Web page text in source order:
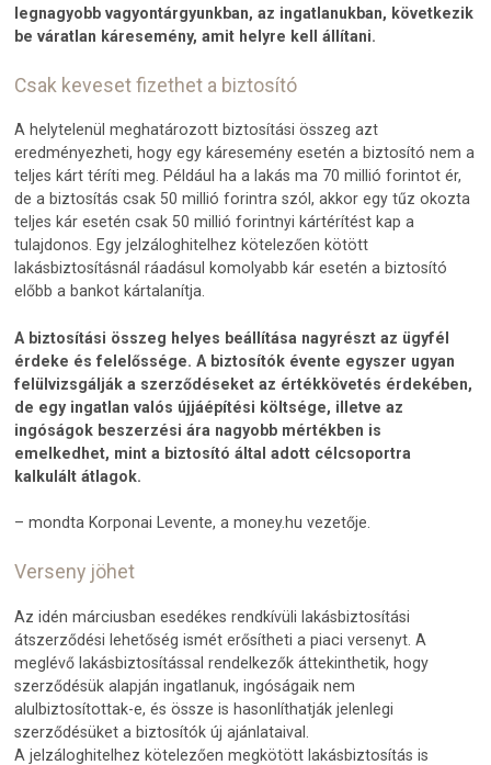
legnagyobb vagyontárgyunkban, az ingatlanukban, következik
be váratlan káresemény, amit helyre kell állítani.
Csak keveset fizethet a biztosító
A helytelenül meghatározott biztosítási összeg azt
eredményezheti, hogy egy káresemény esetén a biztosító nem a
teljes kárt téríti meg. Például ha a lakás ma 70 millió forintot ér,
de a biztosítás csak 50 millió forintra szól, akkor egy tűz okozta
teljes kár esetén csak 50 millió forintnyi kártérítést kap a
tulajdonos. Egy jelzáloghitelhez kötelezően kötött
lakásbiztosításnál ráadásul komolyabb kár esetén a biztosító
előbb a bankot kártalanítja.
A biztosítási összeg helyes beállítása nagyrészt az ügyfél
érdeke és felelőssége. A biztosítók évente egyszer ugyan
felülvizsgálják a szerződéseket az értékkövetés érdekében,
de egy ingatlan valós újjáépítési költsége, illetve az
ingóságok beszerzési ára nagyobb mértékben is
emelkedhet, mint a biztosító által adott célcsoportra
kalkulált átlagok.
– mondta Korponai Levente, a money.hu vezetője.
Verseny jöhet
Az idén márciusban esedékes rendkívüli lakásbiztosítási
átszerződési lehetőség ismét erősítheti a piaci versenyt. A
meglévő lakásbiztosítással rendelkezők áttekinthetik, hogy
szerződésük alapján ingatlanuk, ingóságaik nem
alulbiztosítottak-e, és össze is hasonlíthatják jelenlegi
szerződésüket a biztosítók új ajánlataival.
A jelzáloghitelhez kötelezően megkötött lakásbiztosítás is